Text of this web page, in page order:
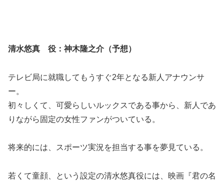
清水悠真 役：神木隆之介（予想）
テレビ局に就職してもうすぐ2年となる新人アナウンサ
ー。
初々しくて、可愛らしいルックスである事から、新人であ
りながら固定の女性ファンがついている。
将来的には、スポーツ実況を担当する事を夢見ている。
若くて童顔、という設定の清水悠真役には、映画『君の名